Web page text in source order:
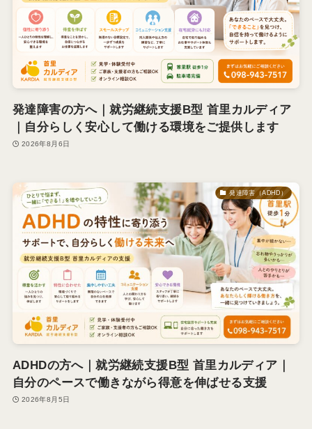
発達障害の方へ｜就労継続支援B型 首里カルディア
｜自分らしく安心して働ける環境をご提供します
2026年8月6日
発達障害（ADHD）
ADHDの方へ｜就労継続支援B型 首里カルディア｜
自分のペースで働きながら得意を伸ばせる支援
2026年8月5日